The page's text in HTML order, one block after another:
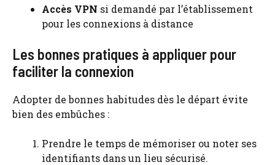
Accès VPN si demandé par l’établissement
pour les connexions à distance
Les bonnes pratiques à appliquer pour
faciliter la connexion
Adopter de bonnes habitudes dès le départ évite
bien des embûches :
Prendre le temps de mémoriser ou noter ses
identifiants dans un lieu sécurisé.